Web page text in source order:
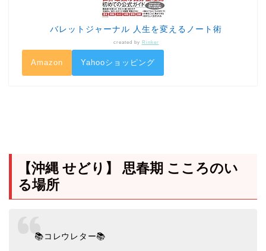
バレットジャーナル 人生を変えるノート術
created by Rinker
Amazon Yahooショッピング
【沖縄 せどり】 思春期 こころのい
る場所
📚コレウレター📚